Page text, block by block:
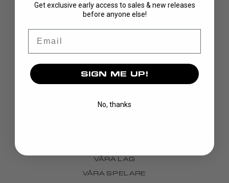
UPPTÄCK
KLÄDER
GREPP
VÅRA LAG
VÅRA SPELARE
Get exclusive early access to sales & new releases
before anyone else!
SIGN ME UP!
No, thanks